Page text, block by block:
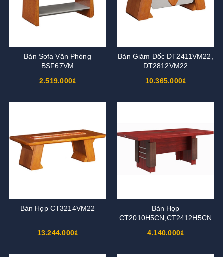
Bàn Sofa Văn Phòng
BSF67VM
2.519.000₫
Bàn Giám Đốc DT2411VM22,
DT2812VM22
10.365.000₫
Bàn Họp CT3214VM22
13.244.000₫
Bàn Họp
CT2010H5CN,CT2412H5CN
4.140.000₫